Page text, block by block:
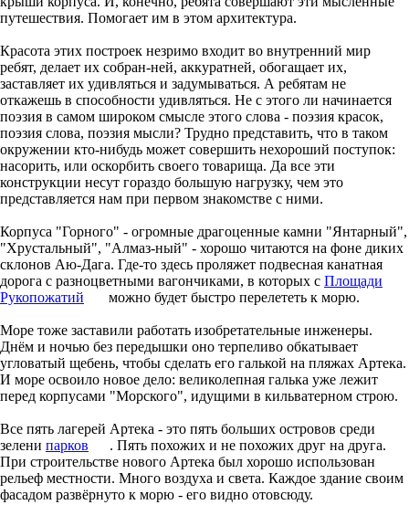
путешествия. Помогает им в этом архитектура.
Красота этих построек незримо входит во внутренний мир
ребят, делает их собран-ней, аккуратней, обогащает их,
заставляет их удивляться и задумываться. А ребятам не
откажешь в способности удивляться. Не с этого ли начинается
поэзия в самом широком смысле этого слова - поэзия красок,
поэзия слова, поэзия мысли? Трудно представить, что в таком
окружении кто-нибудь может совершить нехороший поступок:
насорить, или оскорбить своего товарища. Да все эти
конструкции несут гораздо большую нагрузку, чем это
представляется нам при первом знакомстве с ними.
Корпуса "Горного" - огромные драгоценные камни "Янтарный",
"Хрустальный", "Алмаз-ный" - хорошо читаются на фоне диких
склонов Аю-Дага. Где-то здесь проляжет подвесная канатная
дорога с разноцветными вагончиками, в которых с Площади
Рукопожатий
можно будет быстро перелететь к морю.
Море тоже заставили работать изобретательные инженеры.
Днём и ночью без передышки оно терпеливо обкатывает
угловатый щебень, чтобы сделать его галькой на пляжах Артека.
И море освоило новое дело: великолепная галька уже лежит
перед корпусами "Морского", идущими в кильватерном строю.
Все пять лагерей Артека - это пять больших островов среди
зелени парков
. Пять похожих и не похожих друг на друга.
При строительстве нового Артека был хорошо использован
рельеф местности. Много воздуха и света. Каждое здание своим
фасадом развёрнуто к морю - его видно отовсюду.